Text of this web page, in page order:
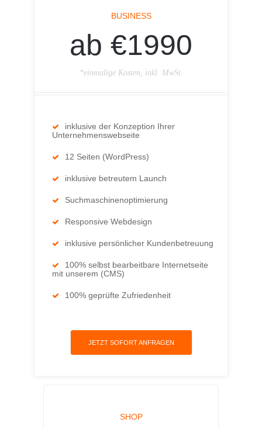
BUSINESS
ab €1990
*einmalige Kosten, inkl. MwSt.
inklusive der Konzeption Ihrer
Unternehmenswebseite
12 Seiten (WordPress)
inklusive betreutem Launch
Suchmaschinenoptimierung
Responsive Webdesign
inklusive persönlicher Kundenbetreuung
100% selbst bearbeitbare Internetseite
mit unserem (CMS)
100% geprüfte Zufriedenheit
JETZT SOFORT ANFRAGEN
SHOP